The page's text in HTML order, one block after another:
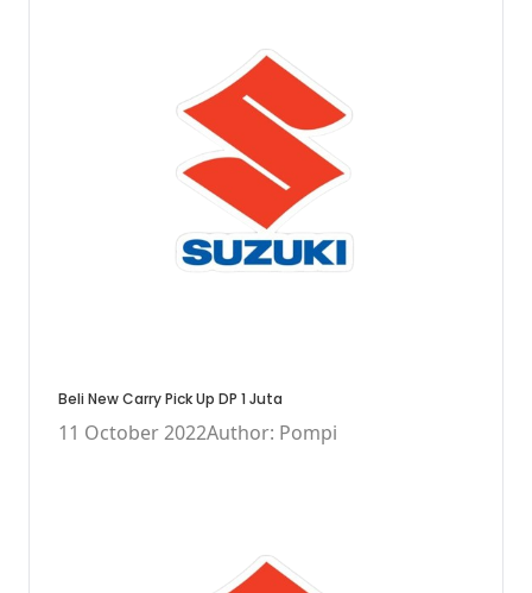
Beli New Carry Pick Up DP 1 Juta
11 October 2022Author: Pompi